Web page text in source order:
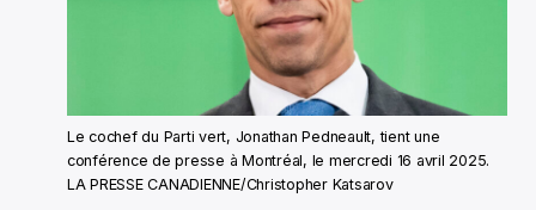
Le cochef du Parti vert, Jonathan Pedneault, tient une
conférence de presse à Montréal, le mercredi 16 avril 2025.
LA PRESSE CANADIENNE/Christopher Katsarov